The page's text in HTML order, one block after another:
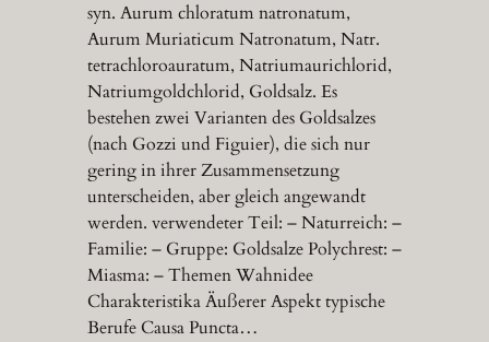
syn. Aurum chloratum natronatum,
Aurum Muriaticum Natronatum, Natr.
tetrachloroauratum, Natriumaurichlorid,
Natriumgoldchlorid, Goldsalz. Es
bestehen zwei Varianten des Goldsalzes
(nach Gozzi und Figuier), die sich nur
gering in ihrer Zusammensetzung
unterscheiden, aber gleich angewandt
werden. verwendeter Teil: – Naturreich: –
Familie: – Gruppe: Goldsalze Polychrest: –
Miasma: – Themen Wahnidee
Charakteristika Äußerer Aspekt typische
Berufe Causa Puncta…